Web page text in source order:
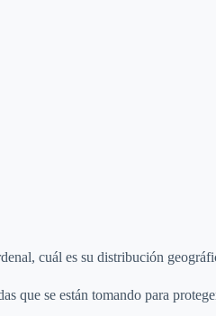
cuál es su distribución
que se están tomando para